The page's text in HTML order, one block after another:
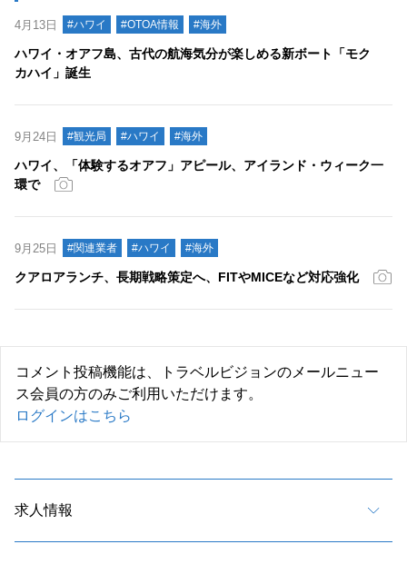
4月13日 #ハワイ #OTOA情報 #海外
ハワイ・オアフ島、古代の航海気分が楽しめる新ボート「モク
カハイ」誕生
9月24日 #観光局 #ハワイ #海外
ハワイ、「体験するオアフ」アピール、アイランド・ウィーク一
環で
9月25日 #関連業者 #ハワイ #海外
クアロアランチ、長期戦略策定へ、FITやMICEなど対応強化
コメント投稿機能は、トラベルビジョンのメールニュー
ス会員の方のみご利用いただけます。
ログインはこちら
求人情報